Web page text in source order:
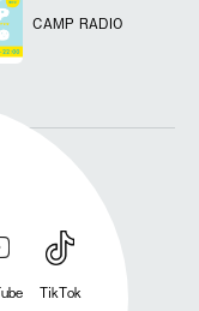
CAMP RADIO
TikTok